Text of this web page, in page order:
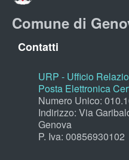
Comune di
Contatti
URP - Ufficio
Posta Elettronica
Numero Unico:
Indirizzo: Via
Genova
P. Iva: 00856930102